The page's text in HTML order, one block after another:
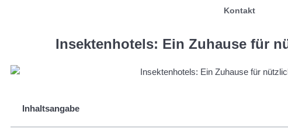
Kontakt
Insektenhotels: Ein Zuhause für
Inhaltsangabe